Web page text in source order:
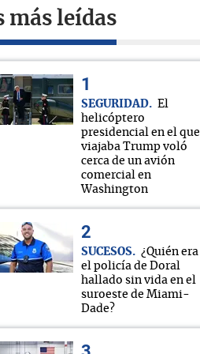
más leídas
SEGURIDAD
El
helicóptero
presidencial en el que
viajaba Trump voló
cerca de un avión
comercial en
Washington
SUCESOS
¿Quién era
el policía de Doral
hallado sin vida en el
suroeste de Miami-
Dade?